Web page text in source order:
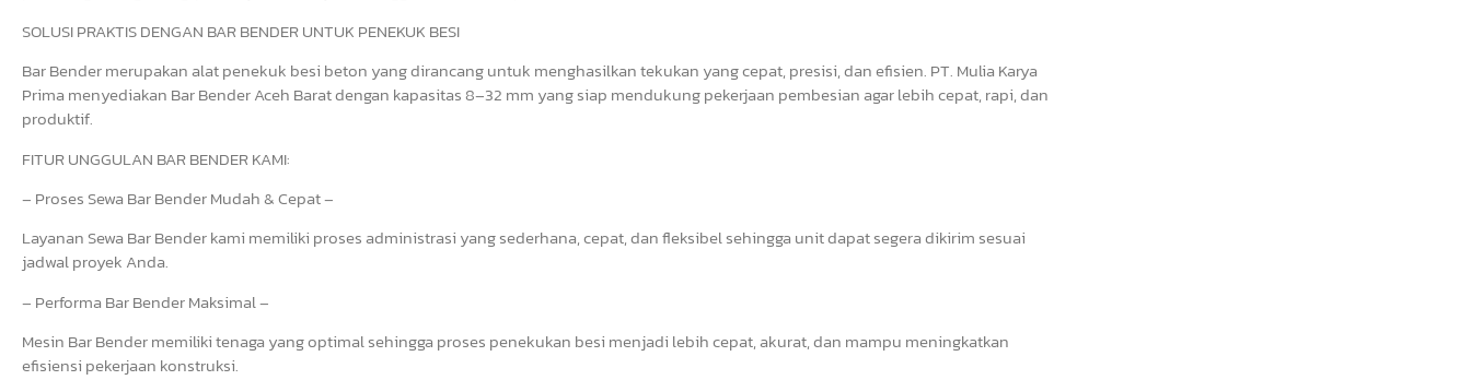
SOLUSI PRAKTIS DENGAN BAR BENDER UNTUK PENEKUK BESI
Bar Bender merupakan alat penekuk besi beton yang dirancang untuk menghasilkan tekukan yang cepat, presisi, dan efisien. PT. Mulia Karya
Prima menyediakan Bar Bender Aceh Barat dengan kapasitas 8–32 mm yang siap mendukung pekerjaan pembesian agar lebih cepat, rapi, dan
produktif.
FITUR UNGGULAN BAR BENDER KAMI:
– Proses Sewa Bar Bender Mudah & Cepat –
Layanan Sewa Bar Bender kami memiliki proses administrasi yang sederhana, cepat, dan fleksibel sehingga unit dapat segera dikirim sesuai
jadwal proyek Anda.
– Performa Bar Bender Maksimal –
Mesin Bar Bender memiliki tenaga yang optimal sehingga proses penekukan besi menjadi lebih cepat, akurat, dan mampu meningkatkan
efisiensi pekerjaan konstruksi.